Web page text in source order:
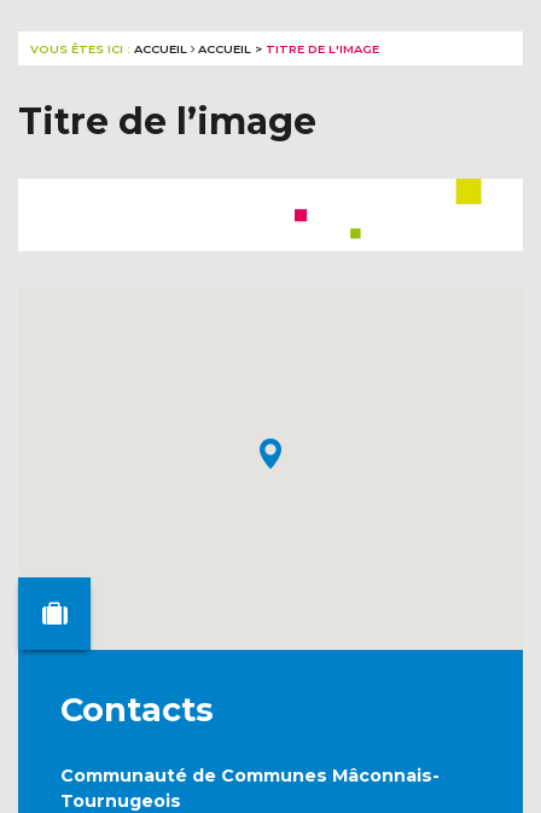
VOUS ÊTES ICI : ACCUEIL ACCUEIL > TITRE DE L'IMAGE
Titre de l’image
Contacts
Communauté de Communes Mâconnais-
Tournugeois